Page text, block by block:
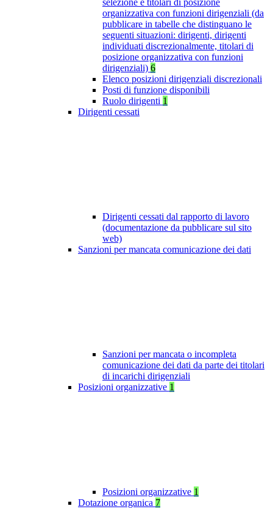
selezione e titolari di posizione
organizzativa con funzioni dirigenziali (da
pubblicare in tabelle che distinguano le
seguenti situazioni: dirigenti, dirigenti
individuati discrezionalmente, titolari di
posizione organizzativa con funzioni
dirigenziali) 6
Elenco posizioni dirigenziali discrezionali
Posti di funzione disponibili
Ruolo dirigenti 1
Dirigenti cessati
Dirigenti cessati dal rapporto di lavoro
(documentazione da pubblicare sul sito
web)
Sanzioni per mancata comunicazione dei dati
Sanzioni per mancata o incompleta
comunicazione dei dati da parte dei titolari
di incarichi dirigenziali
Posizioni organizzative 1
Posizioni organizzative 1
Dotazione organica 7